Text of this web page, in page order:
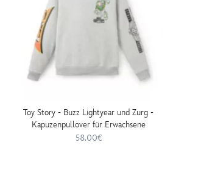
Toy Story - Buzz Lightyear und Zurg -
Kapuzenpullover für Erwachsene
58.00€